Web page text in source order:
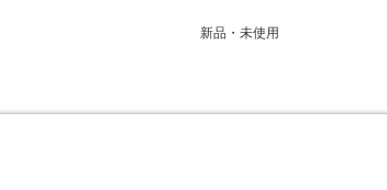
新品・未使用